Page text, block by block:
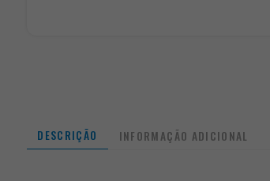
DESCRIÇÃO INFORMAÇÃO ADICIONAL